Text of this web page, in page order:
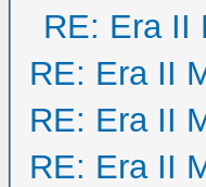
RE: Era II
RE: Era II
RE: Era II
RE: Era II